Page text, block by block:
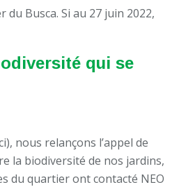
Busca. Si au 27 juin 2022,
qui se
nous relançons l’appel de
la biodiversité de nos jardins,
du quartier ont contacté NEO